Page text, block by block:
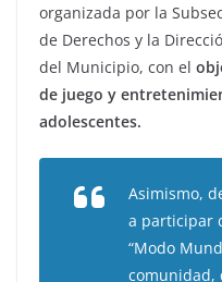
organizada por la
de Derechos y la
del Municipio, con el
de juego y
adolescentes.
Asimismo,
a participar
“Modo
comunidad,